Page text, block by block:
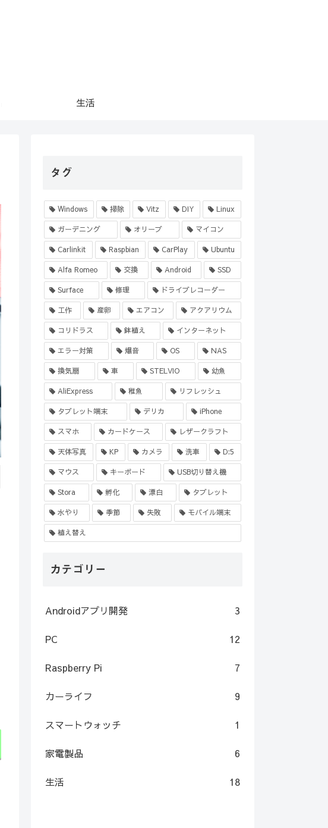
生活
タグ
Windows 掃除 Vitz DIY Linux
ガーデニング オリーブ マイコン
Carlinkit Raspbian CarPlay Ubuntu
Alfa Romeo 交換 Android SSD
Surface 修理 ドライブレコーダー
工作 産卵 エアコン アクアリウム
コリドラス 鉢植え インターネット
エラー対策 爆音 OS NAS
換気扇 車 STELVIO 幼魚
AliExpress 稚魚 リフレッシュ
タブレット端末 デリカ iPhone
スマホ カードケース レザークラフト
天体写真 KP カメラ 洗車 D:5
マウス キーボード USB切り替え機
Stora 孵化 漂白 タブレット
水やり 季節 失敗 モバイル端末
植え替え
カテゴリー
Androidアプリ開発 3
PC 12
Raspberry Pi 7
カーライフ 9
スマートウォッチ 1
家電製品 6
生活 18